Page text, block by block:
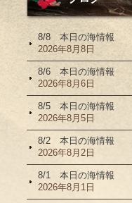
8/8 本日の海情報
2026年8月8日
8/6 本日の海情報
2026年8月6日
8/5 本日の海情報
2026年8月5日
8/2 本日の海情報
2026年8月2日
8/1 本日の海情報
2026年8月1日